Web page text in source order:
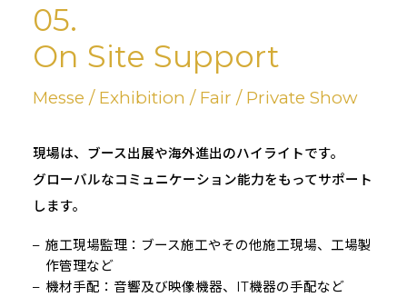
05.
On Site Support
Messe / Exhibition / Fair / Private Show
現場は、ブース出展や海外進出のハイライトです。
グローバルなコミュニケーション能力をもってサポート
します。
施工現場監理：ブース施工やその他施工現場、工場製
作管理など
機材手配：音響及び映像機器、IT機器の手配など